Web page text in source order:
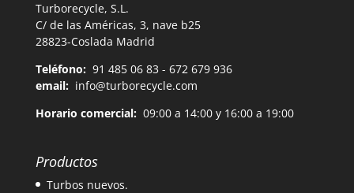
Turborecycle, S.L.
C/ de las Américas, 3, nave b25
28823-Coslada Madrid
Teléfono: 91 485 06 83 - 672 679 936
email: info@turborecycle.com
Horario comercial:09:00 a 14:00 y 16:00 a 19:00
Productos
Turbos nuevos.